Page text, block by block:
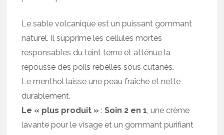
Le sable volcanique est un puissant gommant
naturel. Il supprime les cellules mortes
responsables du teint terne et atténue la
repousse des poils rebelles sous cutanés.
Le menthol laisse une peau fraîche et nette
durablement.
Le « plus produit » :Soin 2 en 1 , une crème
lavante pour le visage et un gommant purifiant